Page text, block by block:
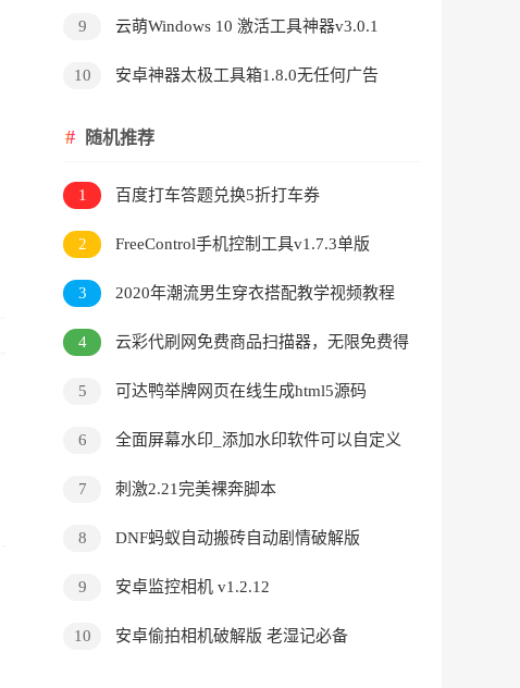
9 云萌Windows 10 激活工具神器v3.0.1
10 安卓神器太极工具箱1.8.0无任何广告
随机推荐
1 百度打车答题兑换5折打车券
2 FreeControl手机控制工具v1.7.3单版
3 2020年潮流男生穿衣搭配教学视频教程
4
云彩代刷网免费商品扫描器，无限免费得
5
可达鸭举牌网页在线生成html5源码
6 全面屏幕水印_添加水印软件可以自定义
7 刺激2.21完美裸奔脚本
8 DNF蚂蚁自动搬砖自动剧情破解版
9 安卓监控相机 v1.2.12
10 安卓偷拍相机破解版 老湿记必备